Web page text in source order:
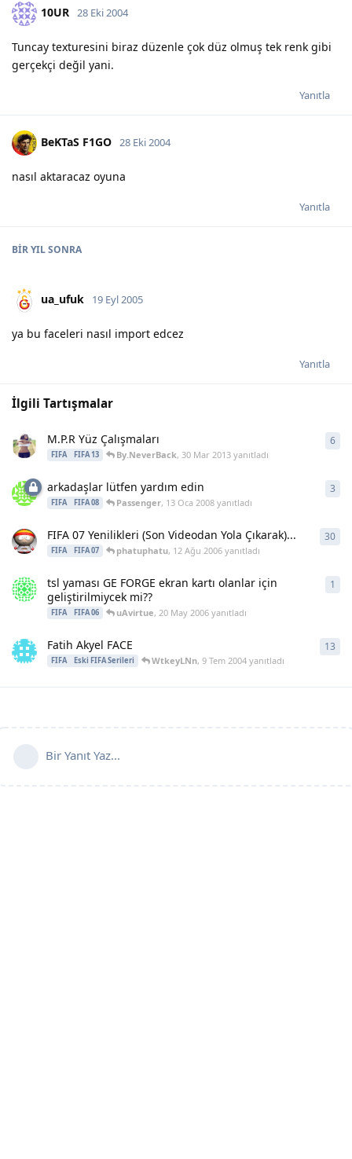
10UR 28 Eki 2004
Tuncay texturesini biraz düzenle çok düz olmuş tek renk gibi
gerçekçi değil yani.
Yanıtla
BeKTaS F1GO 28 Eki 2004
nasıl aktaracaz oyuna
Yanıtla
BIR YILSONRA
ua_ufuk 19 Eyl 2005
ya bu faceleri nasıl import edcez
Yanıtla
İlgili Tartışmalar
M.P.R Yüz Çalışmaları
FIFA FIFA 13 By.NeverBack, 30 Mar 2013yanıtladı
6
arkadaşlar lütfen yardım edin
FIFA FIFA 08 Passenger, 13 Oca 2008yanıtladı
3
FIFA 07 Yenilikleri (Son Videodan Yola Çıkarak)...
FIFA FIFA 07 phatuphatu, 12 Ağu 2006yanıtladı
30
tsl yaması GE FORGE ekran kartı olanlar için
geliştirilmiycek mi??
FIFA FIFA 06 uAvirtue, 20 May 2006yanıtladı
1
Fatih Akyel FACE
FIFA Eski FIFA Serileri WtkeyLNn, 9 Tem 2004yanıtladı
13
Bir Yanıt Yaz...